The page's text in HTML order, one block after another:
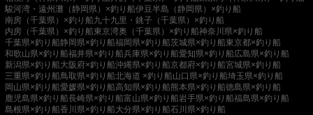
駿河湾・遠州灘（静岡県）×釣り船伊豆半島（静岡県）×釣り船
南房（千葉県）×釣り船九十九里・銚子（千葉県）×釣り船
内房（千葉県）×釣り船東京湾奥（千葉県）×釣り船神奈川県×釣り船
千葉県×釣り船静岡県×釣り船福岡県×釣り船茨城県×釣り船東京都×釣り船
和歌山県×釣り船福井県×釣り船兵庫県×釣り船愛知県×釣り船広島県×釣り船
新潟県×釣り船大阪府×釣り船沖縄県×釣り船京都府×釣り船宮城県×釣り船
三重県×釣り船鳥取県×釣り船北海道 ×釣り船山口県×釣り船埼玉県×釣り船
岡山県×釣り船愛媛県×釣り船高知県×釣り船熊本県×釣り船徳島県×釣り船
鹿児島県×釣り船長崎県×釣り船富山県×釣り船岩手県×釣り船福島県×釣り船
島根県×釣り船香川県×釣り船大分県×釣り船石川県×釣り船